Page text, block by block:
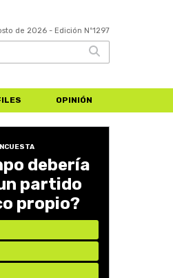
de 2026 - Edición Nº1297
OPINIÓN
debería
partido
propio?